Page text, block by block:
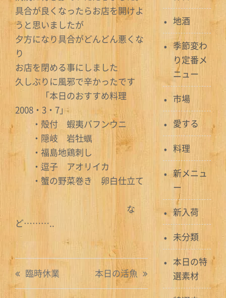
具合が良くなったらお店を開けよ
うと思いましたが
夕方になり具合がどんどん悪くな
り
お店を閉める事にしました
久しぶりに風邪で辛かったです
「本日のおすすめ料理
2008・3・7」
・殻付 蝦夷バフンウニ
・隠岐 岩牡蠣
・福島地鶏刺し
・逗子 アオリイカ
・蟹の野菜巻き 卵白仕立て
な
ど………..
投
稿
臨時休業 本日の活魚
地酒
季節変わ
り定番メ
ニュー
市場
愛する
料理
新メニュ
ー
新入荷
未分類
本日の特
選素材